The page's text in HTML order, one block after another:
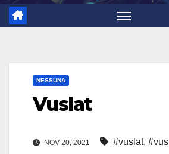
NESSUNA
Vuslat
NOV 20, 2021 #vuslat,